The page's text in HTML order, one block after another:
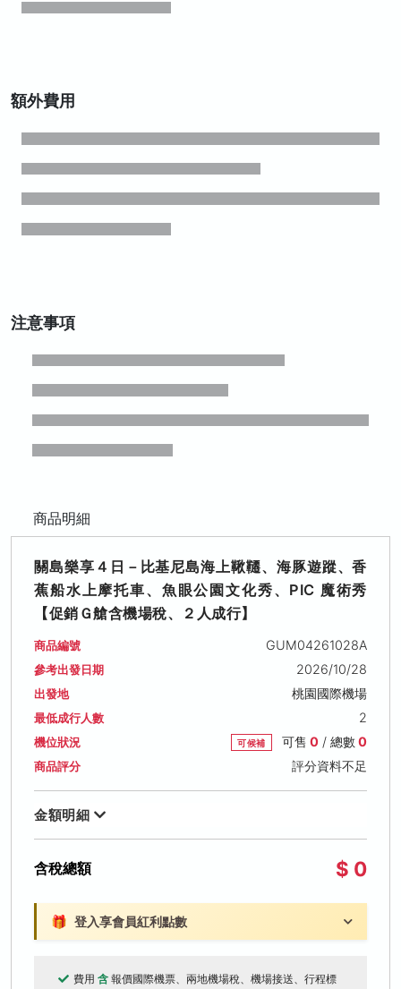
額外費用
注意事項
商品明細
關島樂享４日－比基尼島海上鞦韆、海豚遊蹤、香
蕉船水上摩托車、魚眼公園文化秀、PIC 魔術秀
【促銷Ｇ艙含機場稅、２人成行】
商品編號 GUM04261028A
參考出發日期 2026/10/28
出發地 桃園國際機場
最低成行人數 2
機位狀況 可候補 可售 0/ 總數0
商品評分 評分資料不足
金額明細
含稅總額 $ 0
🎁 登入享會員紅利點數
費用 含 報價國際機票、兩地機場稅、機場接送、行程標